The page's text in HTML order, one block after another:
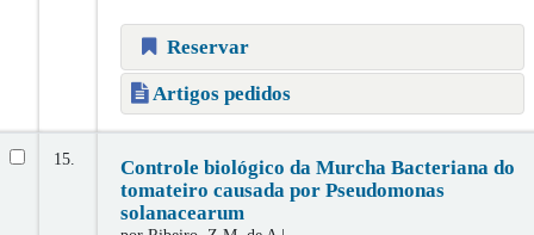
Reservar
Artigos pedidos
15.
Controle biológico da Murcha Bacteriana do
tomateiro causada por Pseudomonas
solanacearum